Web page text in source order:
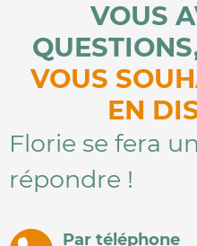
VOUS
VOUS
EN
Florie se fera
répondre !
Par téléphone